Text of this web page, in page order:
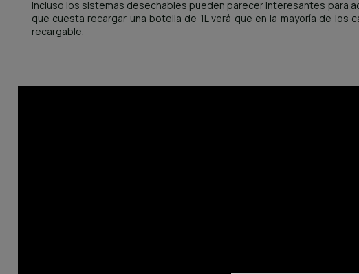
Incluso los sistemas desechables pueden parecer interesantes para
que cuesta recargar una botella de 1L verá que en la mayoría de
recargable.